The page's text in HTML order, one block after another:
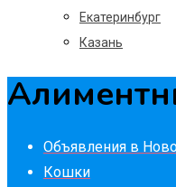
Екатеринбург
Казань
Объявления в
Кошки